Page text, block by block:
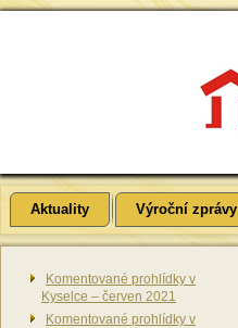
Aktuality Výroční zprávy
Komentované prohlídky v
Kyselce – červen 2021
Komentované prohlídky v